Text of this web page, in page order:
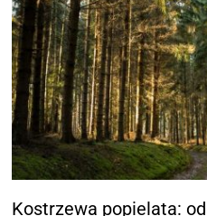
Kostrzewa popielata: